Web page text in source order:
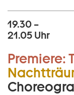
19.30 –
21.05 Uhr
Premiere: